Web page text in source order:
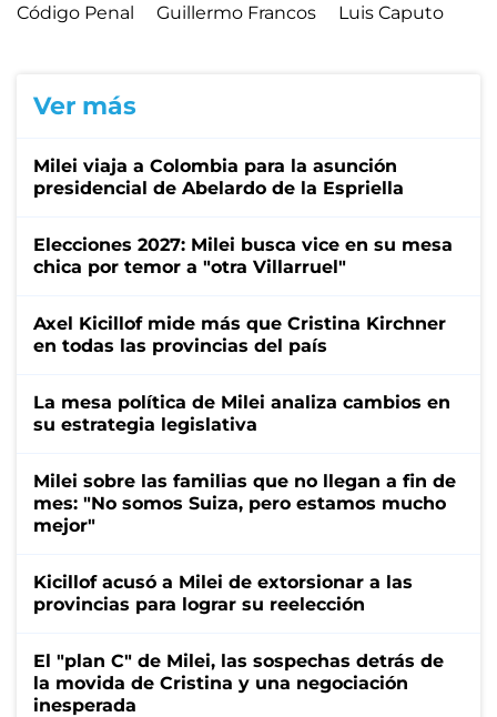
Código Penal
Guillermo Francos Luis Caputo
Ver más
Milei viaja a Colombia para la asunción
presidencial de Abelardo de la Espriella
Elecciones 2027: Milei busca vice en su mesa
chica por temor a "otra Villarruel"
Axel Kicillof mide más que Cristina Kirchner
en todas las provincias del país
La mesa política de Milei analiza cambios en
su estrategia legislativa
Milei sobre las familias que no llegan a fin de
mes: "No somos Suiza, pero estamos mucho
mejor"
Kicillof acusó a Milei de extorsionar a las
provincias para lograr su reelección
El "plan C" de Milei, las sospechas detrás de
la movida de Cristina y una negociación
inesperada